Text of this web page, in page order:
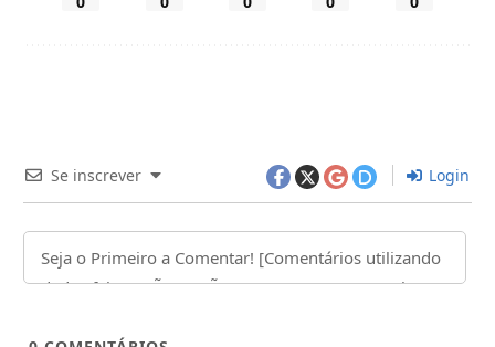
Se inscrever Login